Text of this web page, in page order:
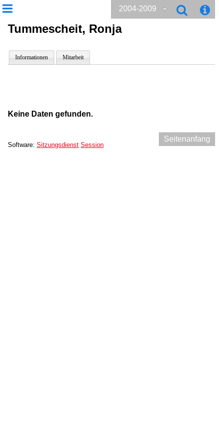
2004-2009
Tummescheit, Ronja
Informationen Mitarbeit
Keine Daten gefunden.
Seitenanfang
Software: Sitzungsdienst Session